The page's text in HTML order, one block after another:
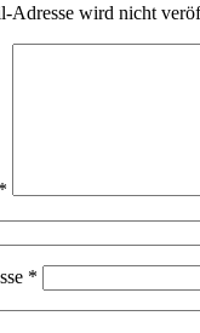
Adresse wird nicht
*
*